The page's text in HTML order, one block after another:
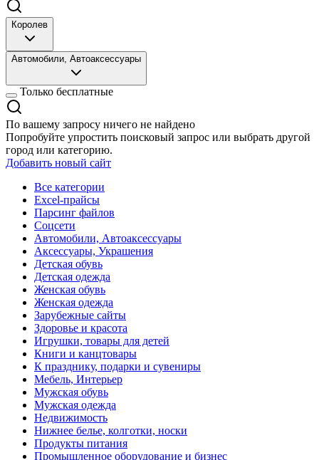
Королев
Автомобили, Автоаксессуары
Только бесплатные
По вашему запросу ничего не найдено
Попробуйте упростить поисковый запрос или выбрать другой
город или категорию.
Добавить новый сайт
Все категории
Excel-прайсы
Парсинг файлов
Соцсети
Автомобили, Автоаксессуары
Аксессуары, Украшения
Детская обувь
Детская одежда
Женская обувь
Женская одежда
Зарубежные сайты
Здоровье и красота
Игрушки, товары для детей
Книги и канцтовары
К празднику, подарки и сувениры
Мебель, Интерьер
Мужская обувь
Мужская одежда
Недвижимость
Нижнее белье, колготки, носки
Продукты питания
Промышленное оборудование и бизнес